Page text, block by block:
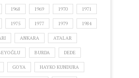
1968 1969 1970 1971
1975 1977 1979 1984
ANKARA ATALAR
BURDA DEDE
GOYA HAYKO KUNDURA